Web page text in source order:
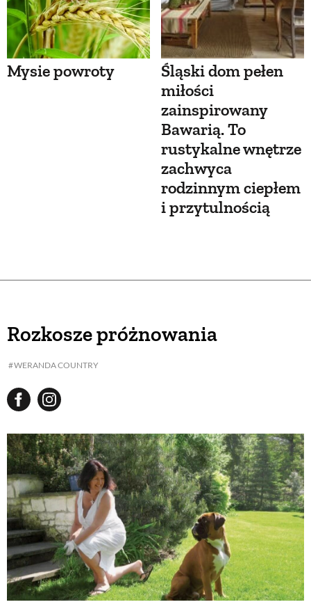
Mysie powroty
Śląski dom pełen
miłości
zainspirowany
Bawarią. To
rustykalne wnętrze
zachwyca
rodzinnym ciepłem
i przytulnością
Rozkosze próżnowania
WERANDA COUNTRY